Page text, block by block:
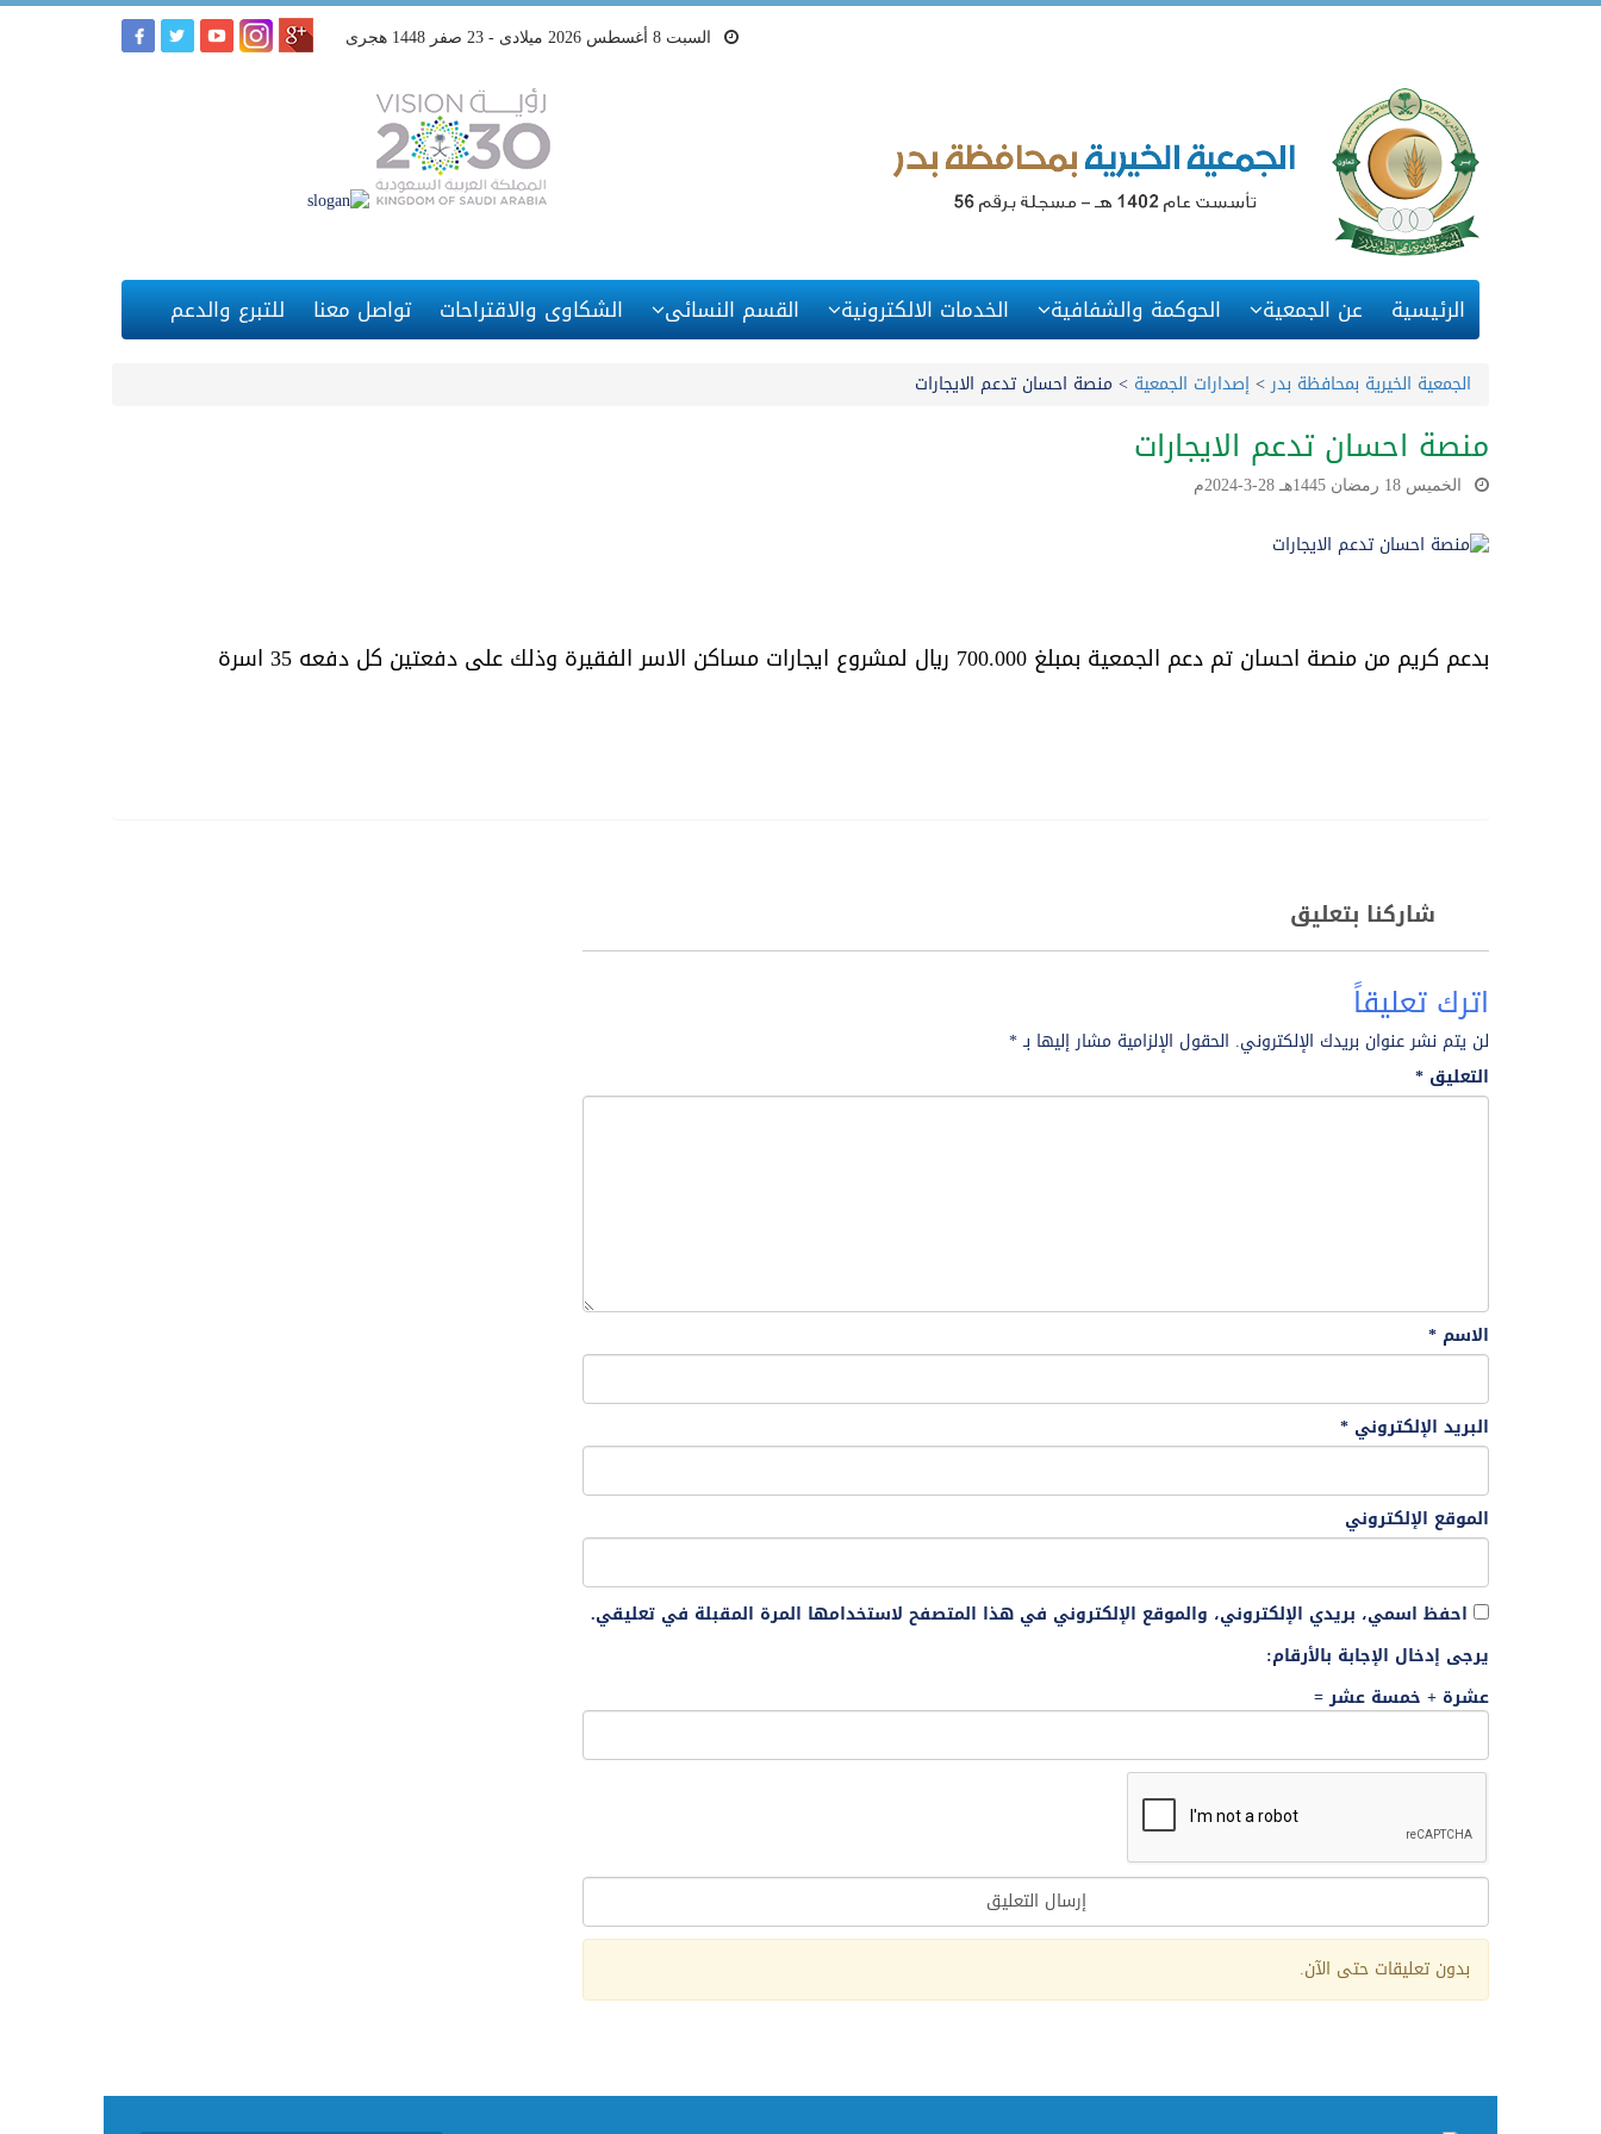
السبت 8 أغسطس 2026 ميلادى - 23 صفر 1448 هجرى
الرئيسية عن الجمعية الحوكمة والشفافية الخدمات الالكترونية القسم النسائى الشكاوى والاقتراحات تواصل معنا للتبرع والدعم
الجمعية الخيرية بمحافظة بدر> إصدارات الجمعية > منصة احسان تدعم الايجارات
منصة احسان تدعم الايجارات
الخميس 18 رمضان 1445هـ 28-3-2024م
بدعم كريم من منصة احسان تم دعم الجمعية بمبلغ 700.000 ريال لمشروع ايجارات مساكن الاسر الفقيرة وذلك على دفعتين كل دفعه 35 اسرة
شاركنا بتعليق
اترك تعليقاً
لن يتم نشر عنوان بريدك الإلكتروني. الحقول الإلزامية مشار إليها بـ*
التعليق *
الاسم *
البريد الإلكتروني *
الموقع الإلكتروني
احفظ اسمي، بريدي الإلكتروني، والموقع الإلكتروني في هذا المتصفح لاستخدامها المرة المقبلة في تعليقي.
يرجى إدخال الإجابة بالأرقام:
عشرة + خمسة عشر =
Alternative:
بدون تعليقات حتى الآن.